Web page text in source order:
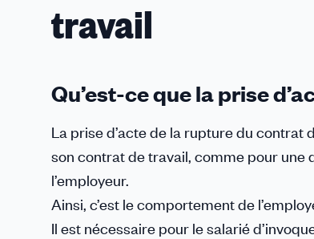
travail
Qu’est-ce que la prise
La prise d’acte de la rupture du
son contrat de travail, comme pour une
l’employeur.
Ainsi, c’est le comportement de
Il est nécessaire pour le salarié